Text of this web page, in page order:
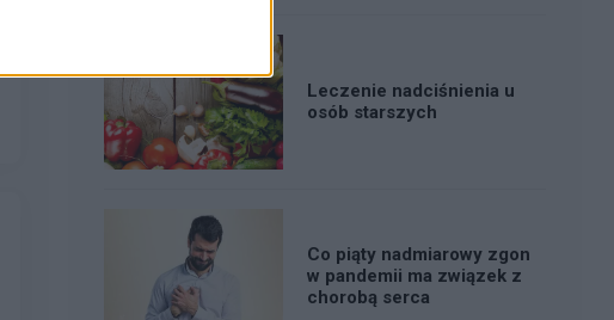
Leczenie nadciśnienia u
osób starszych
Co piąty nadmiarowy zgon
w pandemii ma związek z
chorobą serca